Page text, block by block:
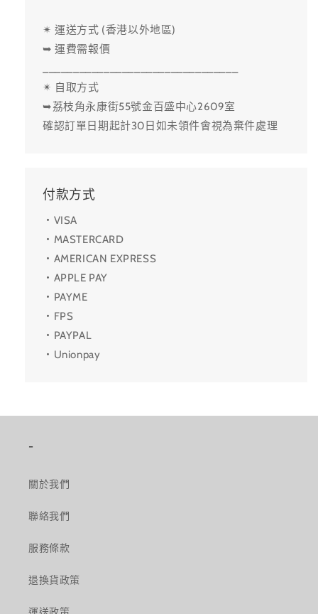
✴ 運送方式 (香港以外地區)
➥ 運費需報價
✴ 自取方式
➥荔枝角永康街55號金百盛中心2609室
確認訂單日期起計30日如未領件會視為棄件處理
付款方式
・VISA
・MASTERCARD
・AMERICAN EXPRESS
・APPLE PAY
・PAYME
・FPS
・PAYPAL
・Unionpay
-
關於我們
聯絡我們
服務條款
退換貨政策